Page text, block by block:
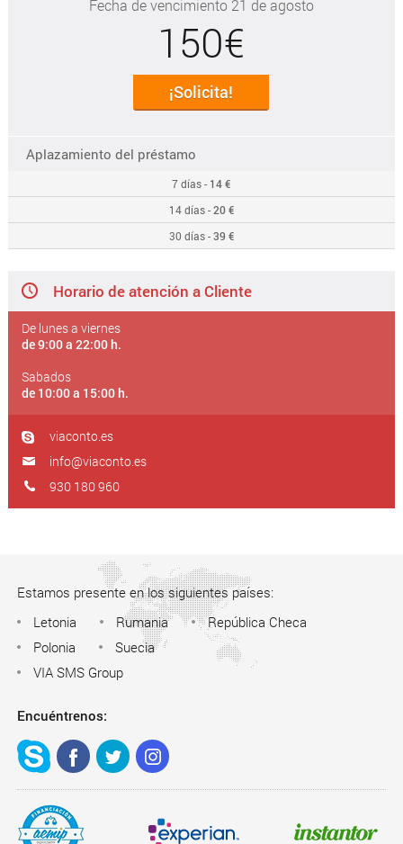
Fecha de vencimiento 21 de agosto
150€
¡Solicita!
Aplazamiento del préstamo
7 días - 14 €
14 días -20 €
30 días -39 €
Horario de atención a Cliente
De lunes a viernes
de 9:00 a 22:00 h.
Sabados
de 10:00 a 15:00 h.
viaconto.es
info@viaconto.es
930 180 960
Estamos presente en los siguientes países:
Letonia
Rumania
República Checa
Polonia
Suecia
VIA SMS Group
Encuéntrenos: